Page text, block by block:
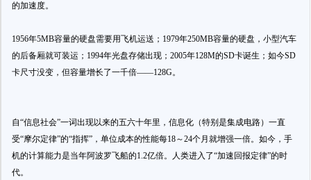
的加速度。
1956年5MB容量的硬盘需要用飞机运送；1979年250MB容量的硬盘，小型汽车
的后备厢就可装运；1994年光盘存储出现；2005年128M的SD卡诞生；如今SD
卡尺寸没变，但容量增长了一千倍——128G。
自“信息社会”一词出现以来的五六十年里，信息化（特别是集成电路）一直
受“摩尔定律”的“指挥”，单位成本的性能每18～24个月就增强一倍。如今，手
机的计算能力是当年阿波罗飞船的1.2亿倍。人类进入了“加速回报定律”的时
代。